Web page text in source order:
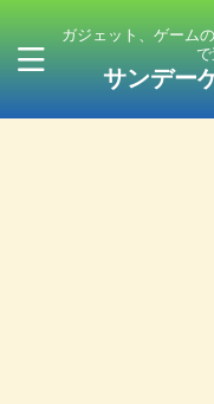
ガジェット、ゲーム
で
サンデー